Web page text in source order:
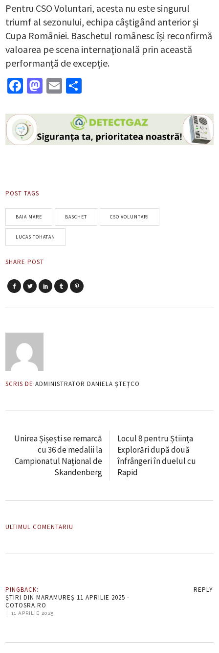
Pentru CSO Voluntari, acesta nu este singurul
triumf al sezonului, echipa câștigând anterior și
Cupa României. Baschetul românesc își reconfirmă
valoarea pe scena internațională prin această
performanță de excepție.
Facebook
Mastodon
Email
POST TAGS
BAIA MARE BASCHET CSO VOLUNTARI
LUCAS TOHATAN
SHARE POST
SCRIS DE ADMINISTRATOR DANIELA ȘTEȚCO
Unirea Șișești se remarcă
cu 36 de medalii la
Campionatul Național de
Skandenberg
Locul 8 pentru Știința
Explorări după două
înfrângeri în duelul cu
Rapid
ULTIMUL COMENTARIU
PINGBACK:
ȘTIRI DIN MARAMUREȘ 11 APRILIE 2025 -
COTOSRA.RO
|
11 APRILIE 2025
REPLY